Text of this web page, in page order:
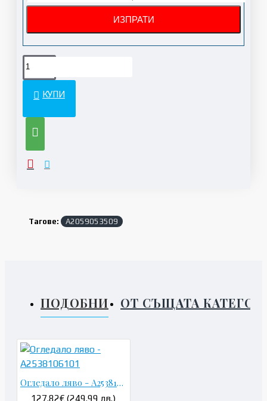
КУПИ
Тагове: A2059053509
ПОДОБНИ ОТ СЪЩАТА
Огледало ляво - A2538106101
127.82€ (249.99 лв.)